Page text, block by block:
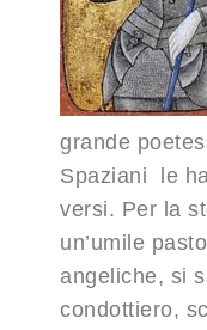
grande
Spaziani le
versi. Per la
un’umile
angeliche, si
condottiero,